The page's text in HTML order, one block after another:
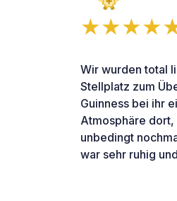
Wir wurden total
Stellplatz zum
Guinness bei ihr
Atmosphäre
unbedingt
war sehr ruhig